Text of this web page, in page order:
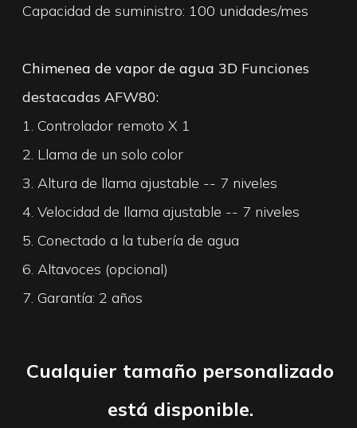
Capacidad de suministro: 100 unidades/mes
Chimenea de vapor de agua 3D Funciones
destacadas AFW80:
1. Controlador remoto X 1
2. Llama de un solo color
3. Altura de llama ajustable -- 7 niveles
4. Velocidad de llama ajustable -- 7 niveles
5. Conectado a la tubería de agua
6. Altavoces (opcional)
7. Garantía: 2 años
Cualquier tamaño personalizado
está disponible.